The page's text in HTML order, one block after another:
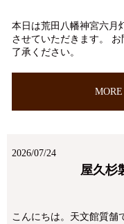
本日は荒田八幡神宮六月
させていただきます。
了承ください。
MORE
2026/07/24
屋久杉
こんにちは。天文館質舗